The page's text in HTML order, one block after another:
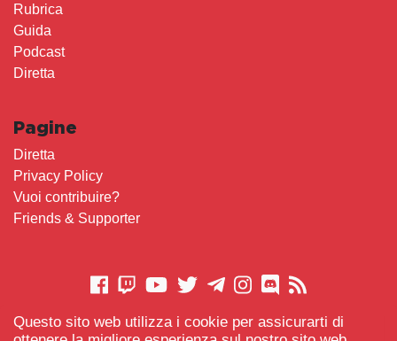
Questo sito web utilizza i cookie per assicurarti di
Rubrica
Guida
Podcast
Diretta
Pagine
Diretta
Privacy Policy
Vuoi contribuire?
Friends & Supporter
CONTATTACI